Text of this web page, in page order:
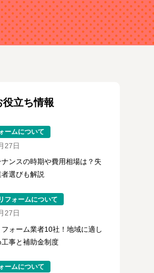
役立ち情報
ームについて
27日
ンスの時期や費用相場は？失
選びも解説
フォームについて
27日
ォーム業者10社！地域に適し
事と補助金制度
ームについて